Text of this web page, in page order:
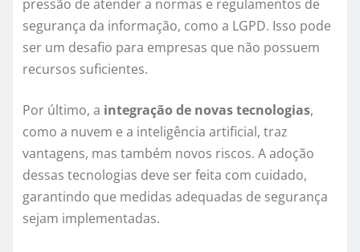
pressão de atender a normas e regulamentos de
segurança da informação, como a LGPD. Isso pode
ser um desafio para empresas que não possuem
recursos suficientes.
Por último, a integração de novas tecnologias,
como a nuvem e a inteligência artificial, traz
vantagens, mas também novos riscos. A adoção
dessas tecnologias deve ser feita com cuidado,
garantindo que medidas adequadas de segurança
sejam implementadas.